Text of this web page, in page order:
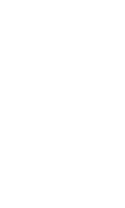
騁鄉間田園小路
愜意馳騁鄉間田園小路
西天主堂、牛欄河東安